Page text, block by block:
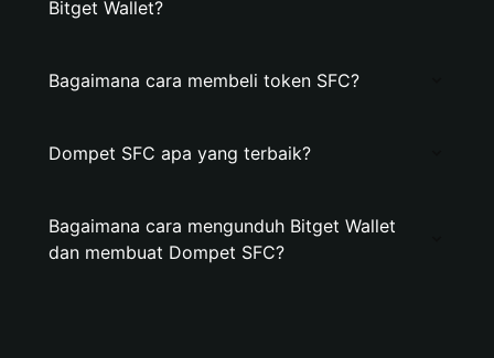
Bitget Wallet?
Bagaimana cara membeli token SFC?
Dompet SFC apa yang terbaik?
Bagaimana cara mengunduh Bitget Wallet
dan membuat Dompet SFC?